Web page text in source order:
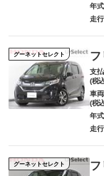
年式
走行
グーネットセレクト フ
支
(税
車
(税
年式
走行
グーネットセレクト フ